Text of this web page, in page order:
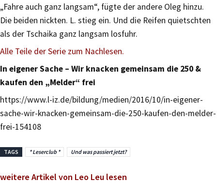
„Fahre auch ganz langsam“, fügte der andere Oleg hinzu.
Die beiden nickten. L. stieg ein. Und die Reifen quietschten
als der Tschaika ganz langsam losfuhr.
Alle Teile der Serie zum Nachlesen.
In eigener Sache – Wir knacken gemeinsam die 250 &
kaufen den „Melder“ frei
https://www.l-iz.de/bildung/medien/2016/10/in-eigener-
sache-wir-knacken-gemeinsam-die-250-kaufen-den-melder-
frei-154108
TAGS * Leserclub * Und was passiert jetzt?
weitere Artikel von Leo Leu lesen